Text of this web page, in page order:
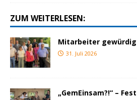
ZUM WEITERLESEN:
Mitarbeiter
31. Juli 2026
„GemEinsam?!“ –